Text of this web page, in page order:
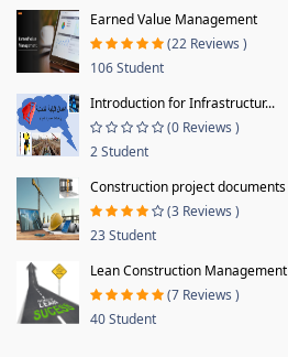
Earned Value Management
(22 Reviews )
106 Student
Introduction for Infrastructur...
(0 Reviews )
2 Student
Construction project documents
(3 Reviews )
23 Student
Lean Construction Management
(7 Reviews )
40 Student